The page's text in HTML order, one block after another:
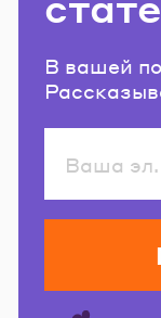
В вашей